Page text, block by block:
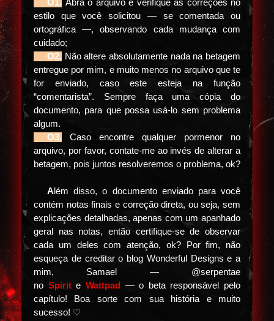
⠀⠀O1. Abra o arquivo e verifique as correções no
estilo que você solicitou — se comentada ou
ortográfica —, observando cada mudança com
cuidado;
⠀⠀O2. Não altere absolutamente nada na betagem
entregue por mim, e muito menos no arquivo que te
for enviado, caso este esteja na função
“comentarista”. Sempre faça uma cópia do
documento, para que possa usá-lo sem problema
algum.
O3. Caso encontre qualquer pormenor no
arquivo, por favor, contate-me ao invés de alterar a
betagem, pois juntos resolveremos o problema, ok?
A lém disso, o documento enviado para você
contém notas finais e correção direta, ou seja, sem
explicações detalhadas, apenas com um apanhado
geral nas notas, então certifique-se de observar
cada um deles com atenção, ok? Por fim, não
esqueça de creditar o blog Wonderful Designs e a
mim, Samael — @serpentae
no Spirite Wattpad — o beta responsável pelo
capítulo! Boa sorte com sua história e muito
sucesso! ♡